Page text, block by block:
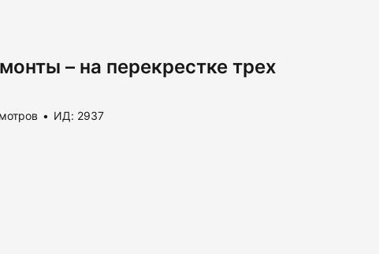
– на перекрестке трех
ИД: 2937